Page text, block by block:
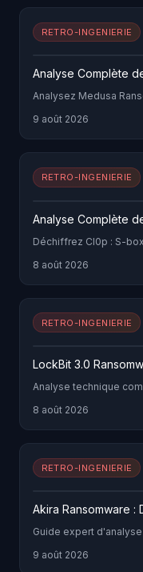
RETRO-INGENIERIE
Analyse Complète
Analysez Medusa
9 août 2026
RETRO-INGENIERIE
Analyse Complète
Déchiffrez Cl0p : S-
8 août 2026
RETRO-INGENIERIE
LockBit 3.0
Analyse technique
8 août 2026
RETRO-INGENIERIE
Akira Ransomware
Guide expert
9 août 2026